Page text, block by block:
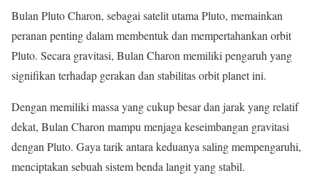
Bulan Pluto Charon, sebagai satelit utama Pluto, memainkan
peranan penting dalam membentuk dan mempertahankan orbit
Pluto. Secara gravitasi, Bulan Charon memiliki pengaruh yang
signifikan terhadap gerakan dan stabilitas orbit planet ini.
Dengan memiliki massa yang cukup besar dan jarak yang relatif
dekat, Bulan Charon mampu menjaga keseimbangan gravitasi
dengan Pluto. Gaya tarik antara keduanya saling mempengaruhi,
menciptakan sebuah sistem benda langit yang stabil.